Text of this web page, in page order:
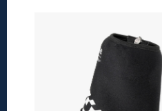
Betingelser
Salgsbetingelser
Personsvernerklæring
Informasjonskapsler
Org. nr: 976754360